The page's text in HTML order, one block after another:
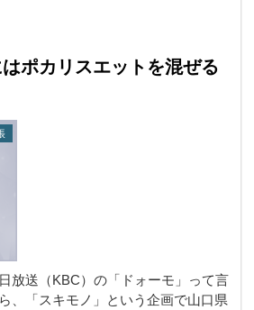
ポカリスエットを混ぜる
放送（KBC）の「ドォーモ」って言
、「スキモノ」という企画で山口県